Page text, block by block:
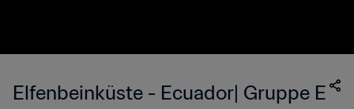
Elfenbeinküste - Ecuador| Gruppe E